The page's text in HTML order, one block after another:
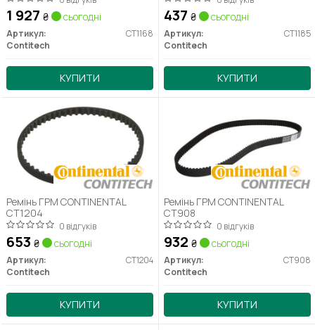
1 927 ₴ сьогодні
Артикул:
CT1168
Contitech
КУПИТИ
437 ₴ сьогодні
Артикул:
CT1185
Contitech
КУПИТИ
Ремінь ГРМ CONTINENTAL
CT1204
0 відгуків
653 ₴ сьогодні
Артикул:
CT1204
Contitech
КУПИТИ
Ремінь ГРМ CONTINENTAL
CT908
0 відгуків
932 ₴ сьогодні
Артикул:
CT908
Contitech
КУПИТИ